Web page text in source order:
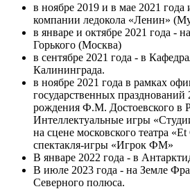
в ноябре 2019 и в мае 2021 года
компании ледокола «Ленин»
в январе и октябре 2021 года
Горького (Москва)
в сентябре 2021 года - в
Калининграда.
в ноябре 2021 года в рамках
государственных празднований
рождения Ф.М. Достоевского в
Интеллектуальные игры
на сцене московского театра
спектакля-игры «Игрок ФМ»
В январе 2022 года - в
В июле 2023 года - на Земле
Северного полюса.